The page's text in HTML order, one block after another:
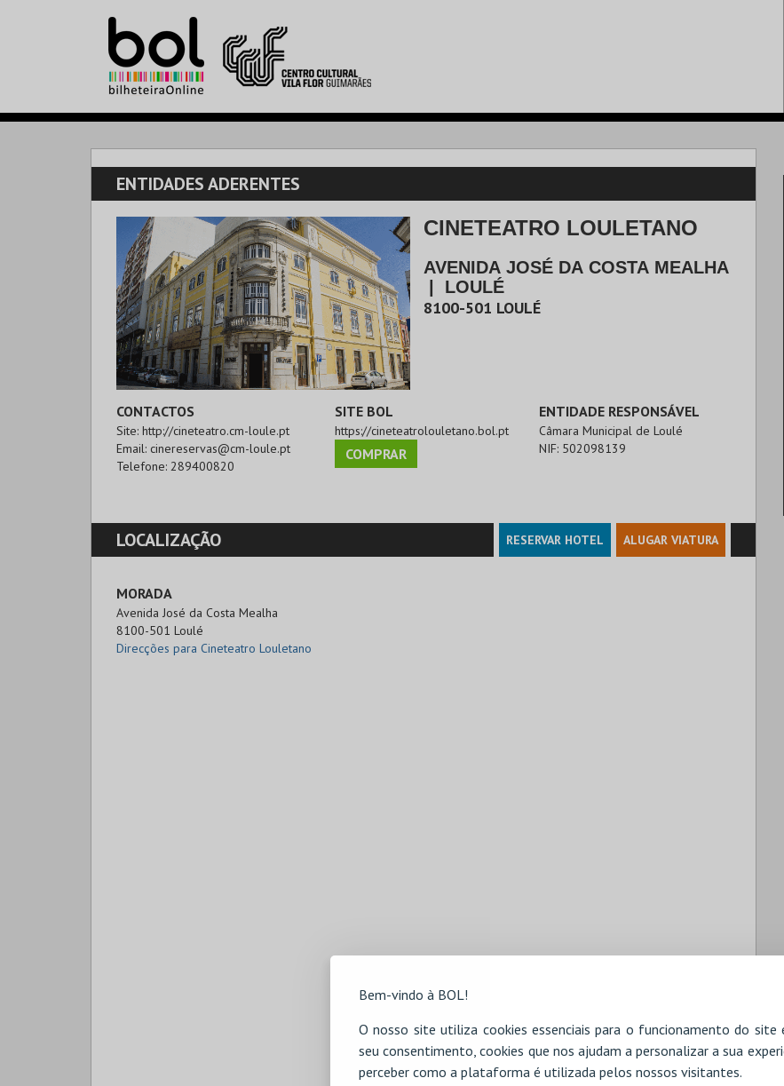
Bem-vindo à BOL!
O nosso site utiliza cookies essenciais para o funcionamento do site
seu consentimento, cookies que nos ajudam a personalizar a sua
perceber como a plataforma é utilizada pelos nossos visitantes.
ENTIDADES ADERENTES
CINETEATRO LOULETANO
AVENIDA JOSÉ DA COSTA MEALHA
LOULÉ
8100-501 LOULÉ
CONTACTOS
Site: http://cineteatro.cm-loule.pt
Email: cinereservas@cm-loule.pt
Telefone: 289400820
SITE BOL
https://cineteatrolouletano.bol.pt
COMPRAR
ENTIDADE RESPONSÁVEL
Câmara Municipal de Loulé
NIF: 502098139
LOCALIZAÇÃO RESERVAR HOTEL ALUGAR VIATURA
MORADA
Avenida José da Costa Mealha
8100-501 Loulé
Direcções para Cineteatro Louletano